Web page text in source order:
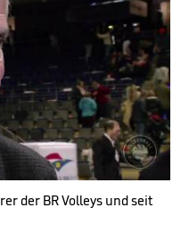
der BR Volleys und seit